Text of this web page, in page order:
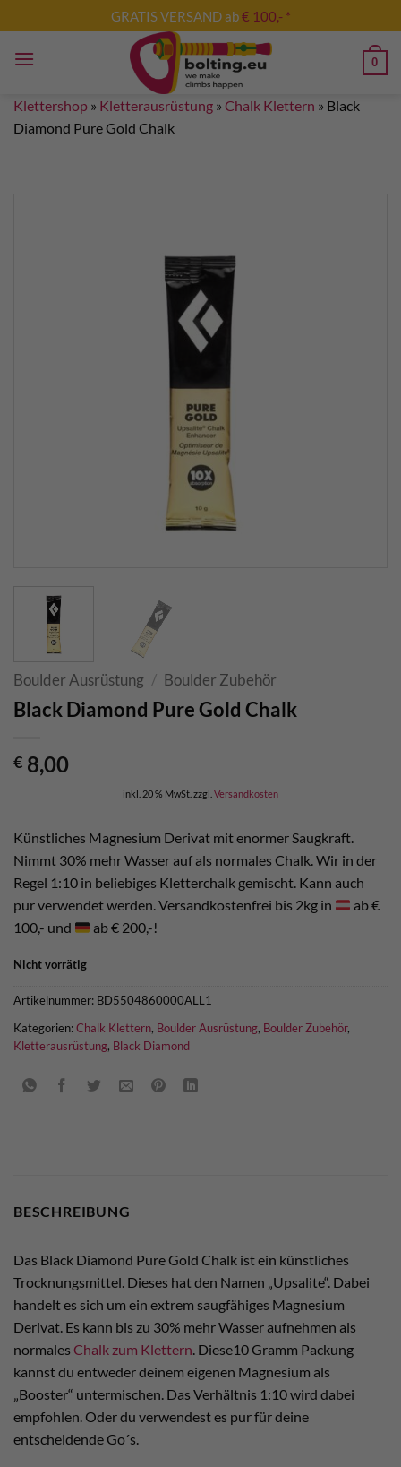
Inhalt
springen
GRATIS VERSAND ab€ 100,- *
0
Klettershop » Kletterausrüstung » Chalk Klettern » Black
Diamond Pure Gold Chalk
Boulder Ausrüstung / Boulder Zubehör
Black Diamond Pure Gold Chalk
€ 8,00
inkl. 20 % MwSt. zzgl. Versandkosten
Künstliches Magnesium Derivat mit enormer Saugkraft.
Nimmt 30% mehr Wasser auf als normales Chalk. Wir in der
Regel 1:10 in beliebiges Kletterchalk gemischt. Kann auch
pur verwendet werden. Versandkostenfrei bis 2kg in
ab €
100,- und
ab € 200,-!
Nicht vorrätig
Artikelnummer: BD5504860000ALL1
Kategorien:Chalk Klettern, Boulder Ausrüstung, Boulder Zubehör,
Kletterausrüstung, Black Diamond
BESCHREIBUNG
Das Black Diamond Pure Gold Chalk ist ein künstliches
Trocknungsmittel. Dieses hat den Namen „Upsalite“. Dabei
handelt es sich um ein extrem saugfähiges Magnesium
Derivat. Es kann bis zu 30% mehr Wasser aufnehmen als
normales Chalk zum Klettern. Diese10 Gramm Packung
kannst du entweder deinem eigenen Magnesium als
„Booster“ untermischen. Das Verhältnis 1:10 wird dabei
empfohlen. Oder du verwendest es pur für deine
entscheidende Go´s.